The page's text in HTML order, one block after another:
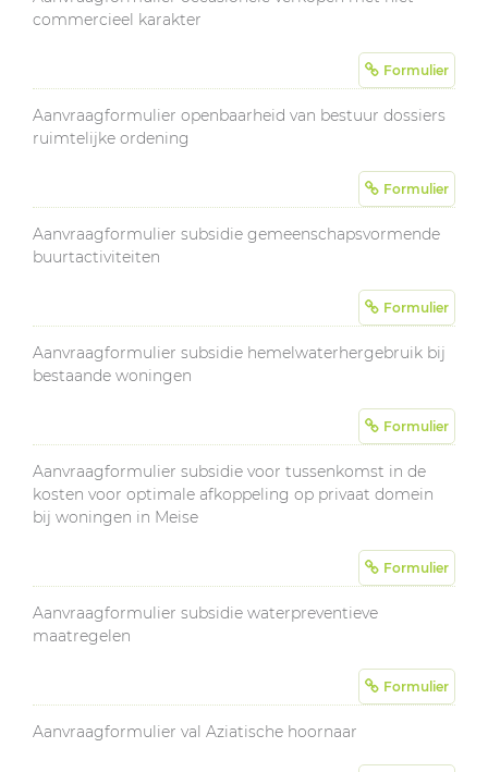
commercieel karakter
Formulier
Aanvraagformulier openbaarheid van bestuur dossiers
ruimtelijke ordening
Formulier
Aanvraagformulier subsidie gemeenschapsvormende
buurtactiviteiten
Formulier
Aanvraagformulier subsidie hemelwaterhergebruik bij
bestaande woningen
Formulier
Aanvraagformulier subsidie voor tussenkomst in de
kosten voor optimale afkoppeling op privaat domein
bij woningen in Meise
Formulier
Aanvraagformulier subsidie waterpreventieve
maatregelen
Formulier
Aanvraagformulier val Aziatische hoornaar